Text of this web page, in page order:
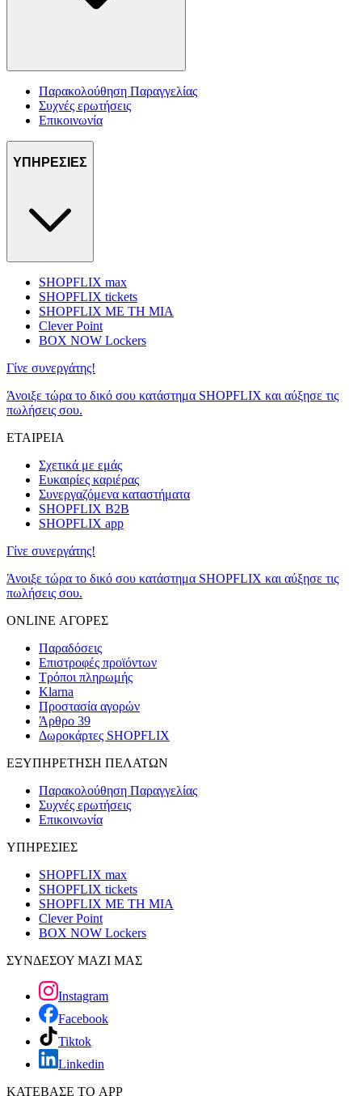
Παρακολούθηση Παραγγελίας
Συχνές ερωτήσεις
Επικοινωνία
ΥΠΗΡΕΣΙΕΣ
SHOPFLIX max
SHOPFLIX tickets
SHOPFLIX ΜΕ ΤΗ ΜΙΑ
Clever Point
BOX NOW Lockers
Γίνε συνεργάτης!
Άνοιξε τώρα το δικό σου κατάστημα SHOPFLIX και αύξησε τις
πωλήσεις σου.
ΕΤΑΙΡΕΙΑ
Σχετικά με εμάς
Ευκαιρίες καριέρας
Συνεργαζόμενα καταστήματα
SHOPFLIX B2B
SHOPFLIX app
Γίνε συνεργάτης!
Άνοιξε τώρα το δικό σου κατάστημα SHOPFLIX και αύξησε τις
πωλήσεις σου.
ONLINE ΑΓΟΡΕΣ
Παραδόσεις
Επιστροφές προϊόντων
Τρόποι πληρωμής
Klarna
Προστασία αγορών
Άρθρο 39
Δωροκάρτες SHOPFLIX
ΕΞΥΠΗΡΕΤΗΣΗ ΠΕΛΑΤΩΝ
Παρακολούθηση Παραγγελίας
Συχνές ερωτήσεις
Επικοινωνία
ΥΠΗΡΕΣΙΕΣ
SHOPFLIX max
SHOPFLIX tickets
SHOPFLIX ΜΕ ΤΗ ΜΙΑ
Clever Point
BOX NOW Lockers
ΣΥΝΔΕΣΟΥ ΜΑΖΙ ΜΑΣ
Instagram
Facebook
Tiktok
Linkedin
ΚΑΤΕΒΑΣΕ ΤΟ APP